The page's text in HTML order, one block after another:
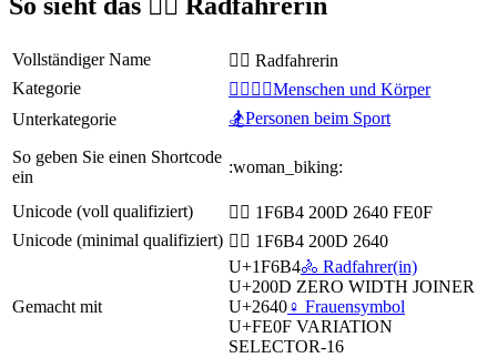
So sieht das 🚴‍♀️ Radfahrerin
Vollständiger Name
🚴‍♀️ Radfahrerin
Kategorie
👩‍❤️‍💋‍👨Menschen und Körper
Unterkategorie
🏂Personen beim Sport
So geben Sie einen Shortcode
ein
:woman_biking:
Unicode (voll qualifiziert)
🚴‍♀️ 1F6B4 200D 2640 FE0F
Unicode (minimal qualifiziert) 🚴‍♀ 1F6B4 200D 2640
Gemacht mit
U+1F6B4🚴 Radfahrer(in)
U+200D ZERO WIDTH JOINER
U+2640♀️ Frauensymbol
U+FE0F VARIATION
SELECTOR-16